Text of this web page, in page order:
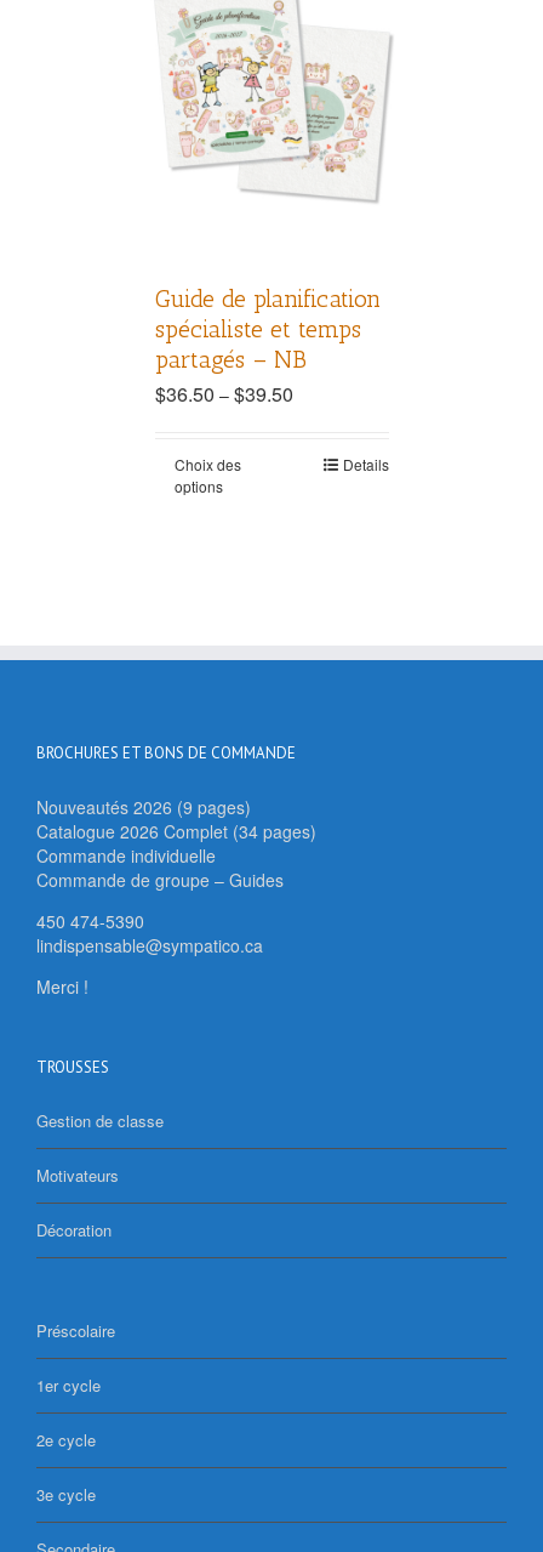
Guide de planification
spécialiste et temps
partagés – NB
$36.50 – $39.50
Choix des
options
Details
BROCHURES ET BONS DE COMMANDE
Nouveautés 2026 (9 pages)
Catalogue 2026 Complet (34 pages)
Commande individuelle
Commande de groupe – Guides
450 474-5390
lindispensable@sympatico.ca
Merci !
TROUSSES
Gestion de classe
Motivateurs
Décoration
Préscolaire
1er cycle
2e cycle
3e cycle